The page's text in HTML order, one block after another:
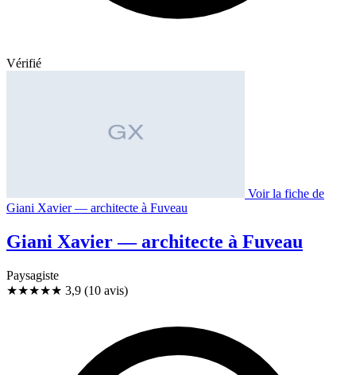
Vérifié
Voir la fiche de
Giani Xavier — architecte à Fuveau
Giani Xavier — architecte à Fuveau
Paysagiste
★★★★★ 3,9 (10 avis)